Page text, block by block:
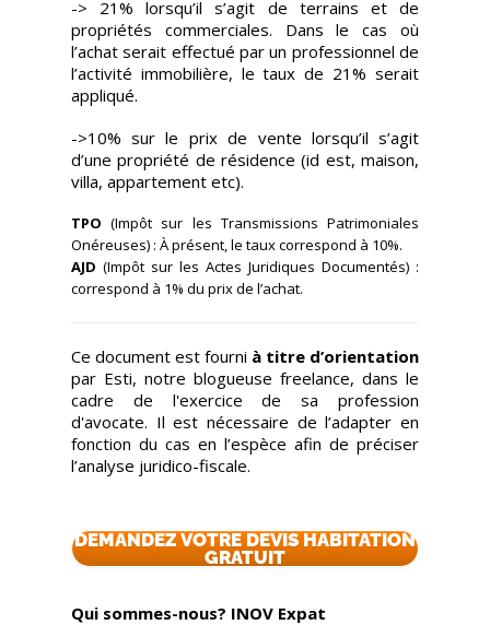
-> 21% lorsqu’il s’agit de terrains et de
propriétés commerciales. Dans le cas où
l’achat serait effectué par un professionnel de
l’activité immobilière, le taux de 21% serait
appliqué.
->10% sur le prix de vente lorsqu’il s’agit
d’une propriété de résidence (id est, maison,
villa, appartement etc).
TPO (Impôt sur les Transmissions Patrimoniales
Onéreuses) : À présent, le taux correspond à 10%.
AJD (Impôt sur les Actes Juridiques Documentés) :
correspond à 1% du prix de l’achat.
Ce document est fourni à titre d’orientation
par Esti, notre blogueuse freelance, dans le
cadre de l'exercice de sa profession
d'avocate. Il est nécessaire de l’adapter en
fonction du cas en l’espèce afin de préciser
l’analyse juridico-fiscale.
DEMANDEZ VOTRE DEVIS HABITATION
GRATUIT
Qui sommes-nous? INOV Expat